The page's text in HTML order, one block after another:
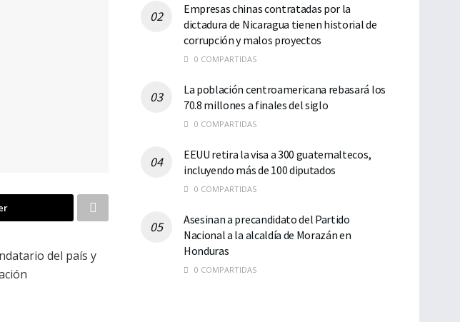
del país y
Empresas chinas contratadas por la
dictadura de Nicaragua tienen historial de
corrupción y malos proyectos
0 COMPARTIDAS
La población centroamericana rebasará los
70.8 millones a finales del siglo
0 COMPARTIDAS
EEUU retira la visa a 300 guatemaltecos,
incluyendo más de 100 diputados
0 COMPARTIDAS
Asesinan a precandidato del Partido
Nacional a la alcaldía de Morazán en
Honduras
0 COMPARTIDAS